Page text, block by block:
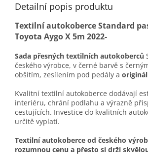
Detailní popis produktu
Textilní autokoberce Standard
Toyota Aygo X 5m 2022-
Sada přesných textilních autokoberců
českého výrobce, v černé barvě s
obšitím, zesílením pod pedály a
Kvalitní textilní autokoberce dodávají
interiéru, chrání podlahu a výrazně
cestujících. Investice do kvalitních
určitě vyplatí.
Textilní autokoberce od českého
rozumnou cenu a přesto si drží